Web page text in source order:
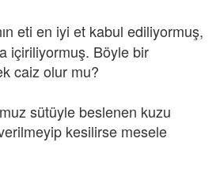
eti en iyi et kabul ediliyormuş,
içiriliyormuş. Böyle bir
caiz olur mu?
sütüyle beslenen kuzu
kesilirse mesele